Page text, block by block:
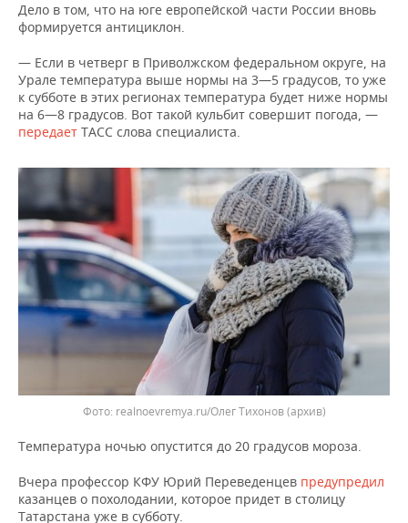
ТОРГОВЫЕ ЦЕНТРЫ
ТАТАРСТАНА
ИНВЕСТИЦИИ
МАШИНОСТРОЕНИЕ
НЕФТЬ
ОПК
НОВОСТИ БИЗНЕСА
РОЗНИЧНАЯ ТОРГОВЛЯ
ТРАНСПОРТ
УСЛУГИ
ТЕХНОЛОГИИ
НОВОСТИ ТЕХНОЛОГИЙ
IT
МЕДИА
ТЕЛЕКОММУНИКАЦИИ
МЕРОПРИЯТИЯ
НОВОСТИ МЕРОПРИЯТИЙ
ВЫЕЗДНАЯ РЕДАКЦИЯ
БИЗНЕС-БРАНЧИ
ONLINE-КОНФЕРЕНЦИИ
ОТКРЫТАЯ ЛЕКЦИЯ
СПОРТ
НОВОСТИ СПОРТА
ФУТБОЛ
ХОККЕЙ
БАСКЕТБОЛ
ВОЛЕЙБОЛ
ФИГУРНОЕ КАТАНИЕ
ВОДНЫЕ ВИДЫ СПОРТА
ХОККЕЙ С МЯЧОМ
ОБЩЕСТВО
НОВОСТИ ОБЩЕСТВА
ВЛАСТЬ
ИНФРАСТРУКТУРА
ИСТОРИЯ
МЕДИЦИНА
ОБРАЗОВАНИЕ
ПРОИСШЕСТВИЯ
ФОТОГАЛЕРЕЯ
СЮЖЕТЫ
СПРАВОЧНИК
СПИСОК ПЕРСОН
СПИСОК КОМПАНИЙ
ПОЛНАЯ ВЕРСИЯ
Дело в том, что на юге европейской части России вновь
формируется антициклон.
— Если в четверг в Приволжском федеральном округе, на
Урале температура выше нормы на 3—5 градусов, то уже
к субботе в этих регионах температура будет ниже нормы
на 6—8 градусов. Вот такой кульбит совершит погода, —
передает ТАСС слова специалиста.
realnoevremya.ru/Олег Тихонов(архив)
Температура ночью опустится до 20 градусов мороза.
Вчера профессор КФУ Юрий Переведенцев предупредил
казанцев о похолодании, которое придет в столицу
Татарстана уже в субботу.